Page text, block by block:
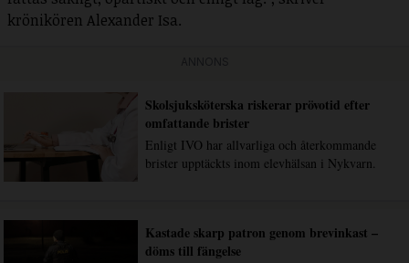
krönikören Alexander Isa.
Skolsjuksköterska riskerar prövotid efter
omfattande brister
Enligt IVO har allvarliga och återkommande
brister upptäckts inom elevhälsan i Nykvarn.
Kastade skarp patron genom brevinkast –
döms till fängelse